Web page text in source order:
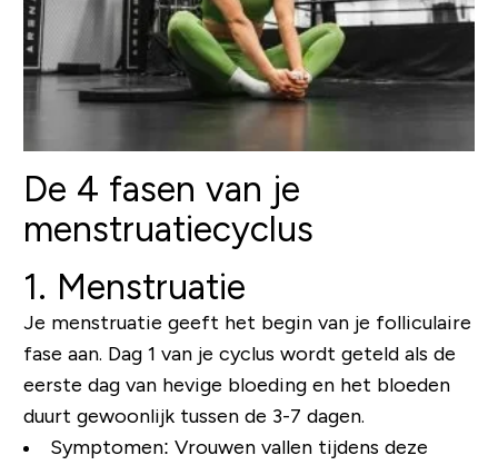
De 4 fasen van je
menstruatiecyclus
1. Menstruatie
Je menstruatie geeft het begin van je folliculaire
fase aan. Dag 1 van je cyclus wordt geteld als de
eerste dag van hevige bloeding en het bloeden
duurt gewoonlijk tussen de 3-7 dagen.
Symptomen: Vrouwen vallen tijdens deze